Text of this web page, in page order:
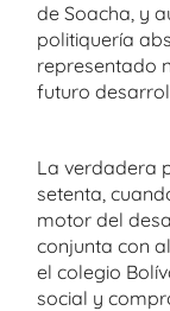
de Soacha, y
politiquería
representado
futuro
La verdadera
setenta,
motor del
conjunta con
el colegio
social y